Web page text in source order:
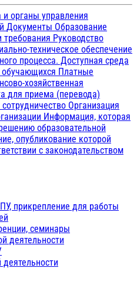
и органы управления
Документы Образование
требования Руководство
техническое обеспечение
процесса. Доступная среда
Платные
хозяйственная
для приема (перевода)
Организация
Информация, которая
образовательной
опубликование которой
с законодательством
прикрепление для работы
семинары
деятельности